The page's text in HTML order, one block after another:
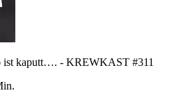
ist kaputt…. - KREWKAST #311